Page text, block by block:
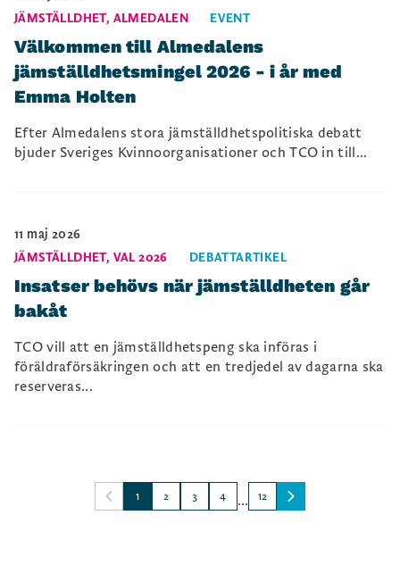
JÄMSTÄLLDHET, ALMEDALEN EVENT
Välkommen till Almedalens
jämställdhetsmingel 2026 - i år med
Emma Holten
Efter Almedalens stora jämställdhetspolitiska debatt
bjuder Sveriges Kvinnoorganisationer och TCO in till...
11 maj 2026
JÄMSTÄLLDHET, VAL 2026 DEBATTARTIKEL
Insatser behövs när jämställdheten går
bakåt
TCO vill att en jämställdhetspeng ska införas i
föräldraförsäkringen och att en tredjedel av dagarna ska
reserveras...
1 2 3 4 ... 12